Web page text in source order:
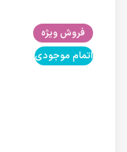
فروش ویژه
اتمام موجودی